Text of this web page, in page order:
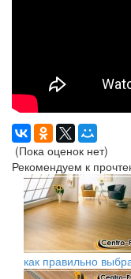
(Пока оценок нет)
Рекомендуем к
как правильно